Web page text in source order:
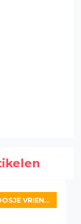
DJECO MAGNETISCH MUZIEKDOOSJE VRIENDENMELODIE